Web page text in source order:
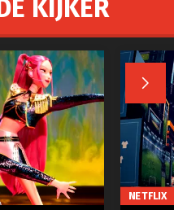
KIJKER

NETFLIX